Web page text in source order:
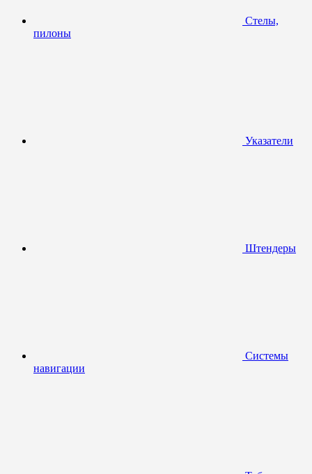
Стелы,
пилоны
Указатели
Штендеры
Системы
навигации